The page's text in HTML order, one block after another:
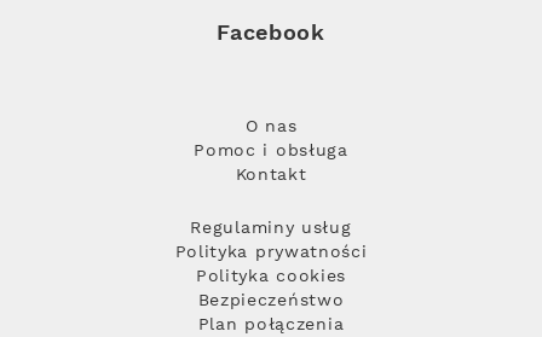
Facebook
O nas
Pomoc i obsługa
Kontakt
Regulaminy usług
Polityka prywatności
Polityka cookies
Bezpieczeństwo
Plan połączenia